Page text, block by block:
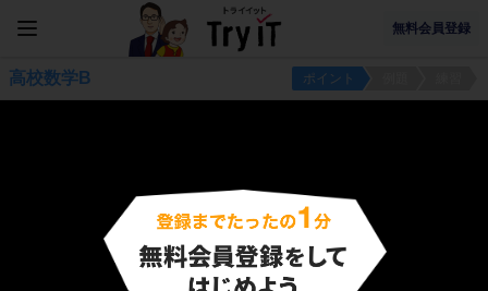
無料会員登録
高校数学B ポイント